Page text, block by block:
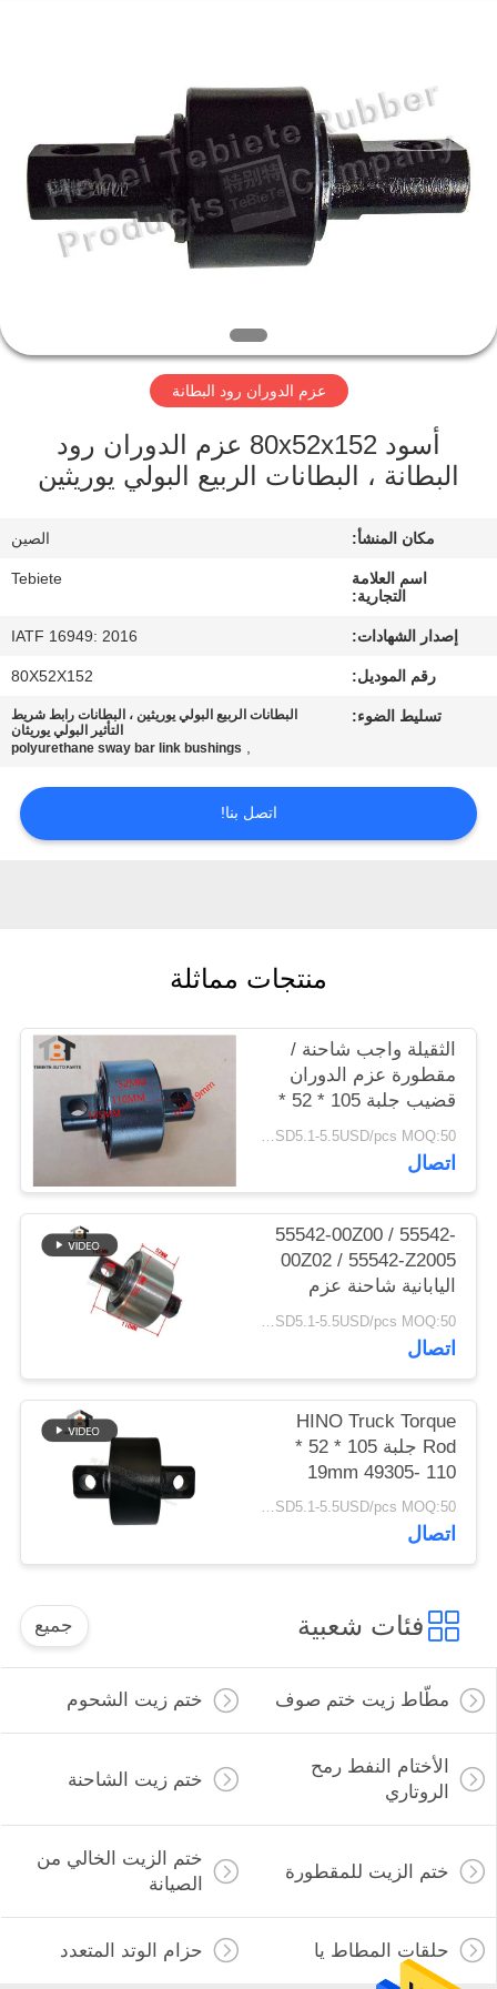
مسكن
منتجات
جولة
المعمل
الجودة
اتصل
أخبار
حالات
Reserved.
Developed
ECER
عزم الدوران رود البطانة
أسود 80x52x152 عزم الدوران رود
البطانة ، البطانات الربيع البولي يوريثين
مكان المنشأ: الصين
اسم العلامة
التجارية:
Tebiete
إصدار الشهادات: IATF 16949: 2016
رقم الموديل: 80X52X152
تسليط الضوء:
البطانات الربيع البولي يوريثين ، البطانات رابط شريط
التأثير البولي يوريثان
,
polyurethane sway bar link bushings
اتصل بنا!
منتجات مماثلة
الثقيلة واجب شاحنة /
مقطورة عزم الدوران
قضيب جلبة 105 * 52 *
110 (ثقب 19) مم هينو /
ايسوزو V- بار بوش
USD5.1-5.5USD/pcs MOQ:50 جهاز كمبيوتر شخصى
اتصال
55542-00Z00 / 55542-
00Z02 / 55542-Z2005
اليابانية شاحنة عزم
الدوران قضيب جلبة
حفرة 19 مللي متر
USD5.1-5.5USD/pcs MOQ:50 جهاز كمبيوتر شخصى
اتصال
HINO Truck Torque
Rod جلبة 105 * 52 *
110 19mm 49305-
1110T / 493051110
USD5.1-5.5USD/pcs MOQ:50 جهاز كمبيوتر شخصى
اتصال
فئات شعبية جميع
مطّاط زيت ختم صوف ختم زيت الشحوم
الأختام النفط رمح
الروتاري
ختم زيت الشاحنة
ختم الزيت للمقطورة
ختم الزيت الخالي من
الصيانة
حلقات المطاط يا حزام الوتد المتعدد